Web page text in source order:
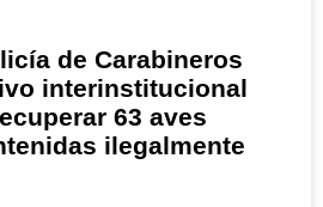
de Carabineros
interinstitucional
63 aves
ilegalmente